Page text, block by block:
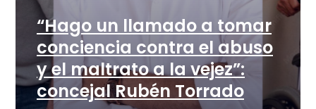
“Hago un llamado a tomar
conciencia contra el abuso
y el maltrato a la vejez”:
concejal Rubén Torrado